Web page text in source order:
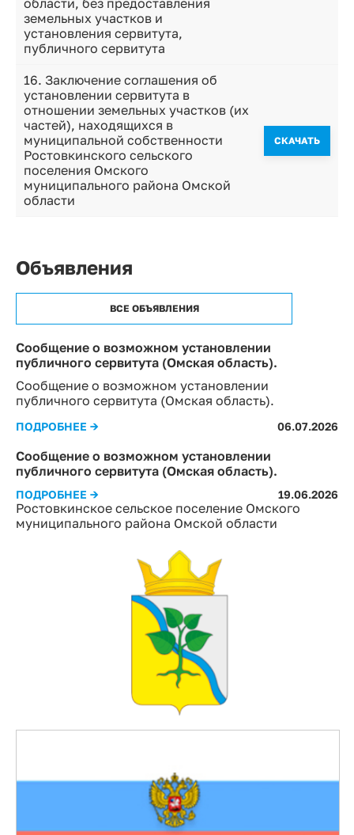
Ростовкинское сельское поселение Омского
муниципального района Омской области
области, без предоставления
земельных участков и
установления сервитута,
публичного сервитута
16. Заключение соглашения об
установлении сервитута в
отношении земельных участков (их
частей), находящихся в
муниципальной собственности
Ростовкинского сельского
поселения Омского
муниципального района Омской
области
CКАЧАТЬ
Объявления
ВСЕ ОБЪЯВЛЕНИЯ
Сообщение о возможном установлении
публичного сервитута (Омская область).
Сообщение о возможном установлении
публичного сервитута (Омская область).
ПОДРОБНЕЕ → 06.07.2026
Сообщение о возможном установлении
публичного сервитута (Омская область).
ПОДРОБНЕЕ → 19.06.2026